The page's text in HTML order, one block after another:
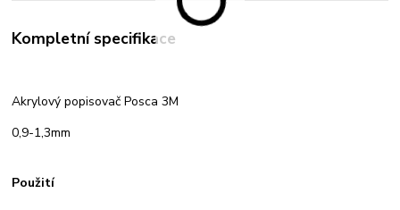
Kompletní specifikace
Akrylový popisovač Posca 3M
0,9-1,3mm
Použití